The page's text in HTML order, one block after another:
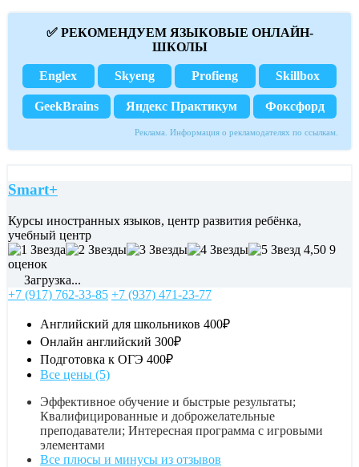
✅ РЕКОМЕНДУЕМ ЯЗЫКОВЫЕ ОНЛАЙН-
ШКОЛЫ
Englex Skyeng Profieng Skillbox
GeekBrains Яндекс Практикум Фоксфорд
Реклама. Информация о рекламодателях по ссылкам.
Smart+
Курсы иностранных языков, центр развития ребёнка,
учебный центр
4,50 9
оценок
Загрузка...
+7 (917) 762-33-85 +7 (937) 471-23-77
Английский для школьников 400₽
Онлайн английский 300₽
Подготовка к ОГЭ 400₽
Все цены (5)
Эффективное обучение и быстрые результаты;
Квалифицированные и доброжелательные
преподаватели; Интересная программа с игровыми
элементами
Все плюсы и минусы из отзывов